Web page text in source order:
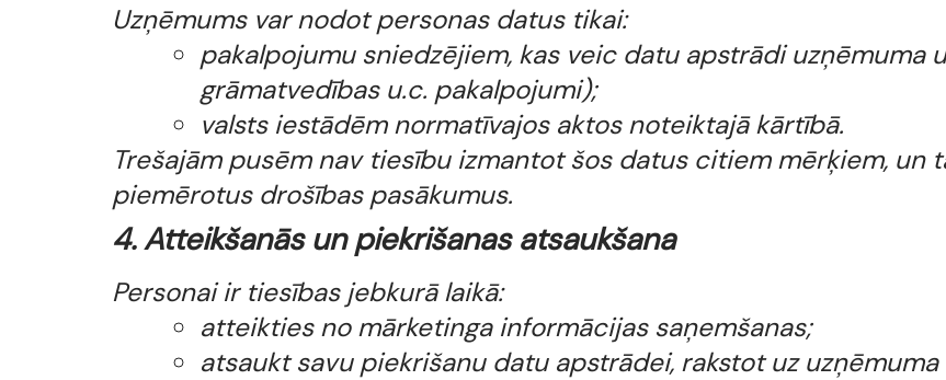
Uzņēmums var nodot personas datus tikai:
pakalpojumu sniedzējiem, kas veic datu apstrādi uzņēmuma
grāmatvedības u.c. pakalpojumi);
valsts iestādēm normatīvajos aktos noteiktajā kārtībā.
Trešajām pusēm nav tiesību izmantot šos datus citiem mērķiem, un
piemērotus drošības pasākumus.
4. Atteikšanās un piekrišanas atsaukšana
Personai ir tiesības jebkurā laikā:
atteikties no mārketinga informācijas saņemšanas;
atsaukt savu piekrišanu datu apstrādei, rakstot uz